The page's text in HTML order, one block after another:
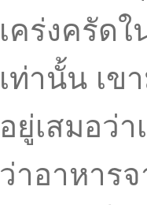
เคร่งครัด
เท่านั้น เข
อยู่เสมอว่
ว่าอาหาร